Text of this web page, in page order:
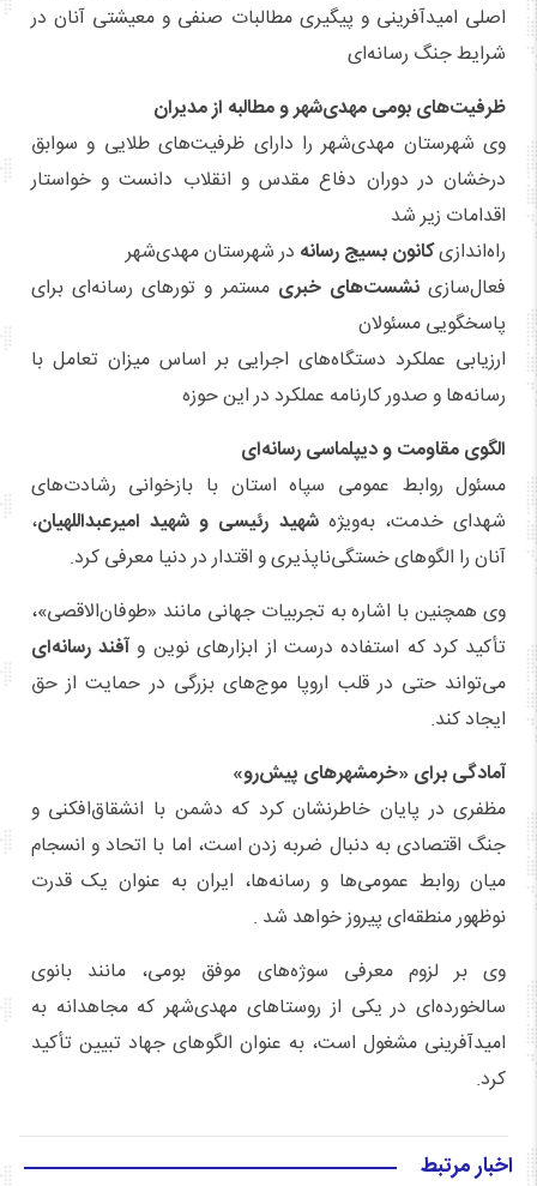
اصلی امیدآفرینی و پیگیری مطالبات صنفی و معیشتی آنان در
شرایط جنگ رسانه‌ای
ظرفیت‌های بومی مهدی‌شهر و مطالبه از مدیران
وی شهرستان مهدی‌شهر را دارای ظرفیت‌های طلایی و سوابق
درخشان در دوران دفاع مقدس و انقلاب دانست و خواستار
اقدامات زیر شد
راه‌اندازیکانون بسیج رسانه در شهرستان مهدی‌شهر
فعال‌سازی نشست‌های خبری مستمر و تورهای رسانه‌ای برای
پاسخگویی مسئولان
ارزیابی عملکرد دستگاه‌های اجرایی بر اساس میزان تعامل با
رسانه‌ها و صدور کارنامه عملکرد در این حوزه
الگوی مقاومت و دیپلماسی رسانه‌ای
مسئول روابط عمومی سپاه استان با بازخوانی رشادت‌های
شهدای خدمت، به‌ویژهشهید رئیسی و شهید امیرعبداللهیان،
آنان را الگوهای خستگی‌ناپذیری و اقتدار در دنیا معرفی کرد.
وی همچنین با اشاره به تجربیات جهانی مانند «طوفان‌الاقصی»،
تأکید کرد که استفاده درست از ابزارهای نوین و آفند رسانه‌ای
می‌تواند حتی در قلب اروپا موج‌های بزرگی در حمایت از حق
ایجاد کند.
آمادگی برای «خرمشهرهای پیش‌رو»
مظفری در پایان خاطرنشان کرد که دشمن با انشقاق‌افکنی و
جنگ اقتصادی به دنبال ضربه زدن است، اما با اتحاد و انسجام
میان روابط عمومی‌ها و رسانه‌ها، ایران به عنوان یک قدرت
نوظهور منطقه‌ای پیروز خواهد شد .
وی بر لزوم معرفی سوژه‌های موفق بومی، مانند بانوی
سالخورده‌ای در یکی از روستاهای مهدی‌شهر که مجاهدانه به
امیدآفرینی مشغول است، به عنوان الگوهای جهاد تبیین تأکید
کرد.
اخبار مرتبط